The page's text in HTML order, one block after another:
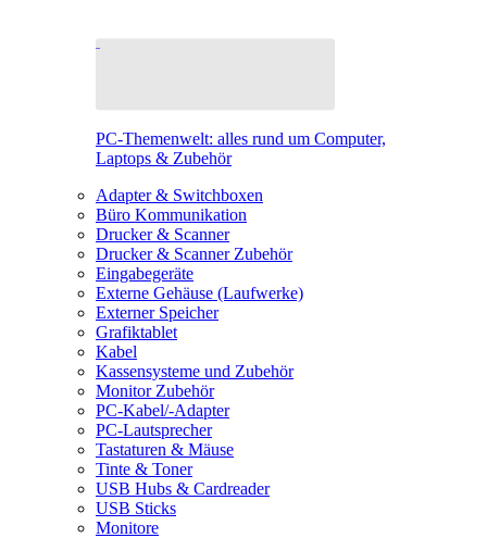
PC-Themenwelt: alles rund um Computer,
Laptops & Zubehör
Adapter & Switchboxen
Büro Kommunikation
Drucker & Scanner
Drucker & Scanner Zubehör
Eingabegeräte
Externe Gehäuse (Laufwerke)
Externer Speicher
Grafiktablet
Kabel
Kassensysteme und Zubehör
Monitor Zubehör
PC-Kabel/-Adapter
PC-Lautsprecher
Tastaturen & Mäuse
Tinte & Toner
USB Hubs & Cardreader
USB Sticks
Monitore